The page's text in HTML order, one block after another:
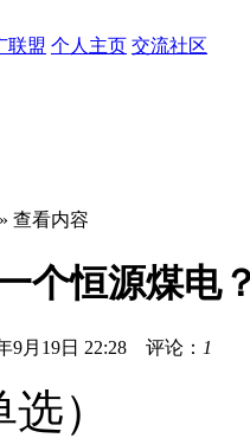
联盟 个人主页 交流社区
» 查看内容
个恒源煤电
9月19日 22:28 评论： 1
）